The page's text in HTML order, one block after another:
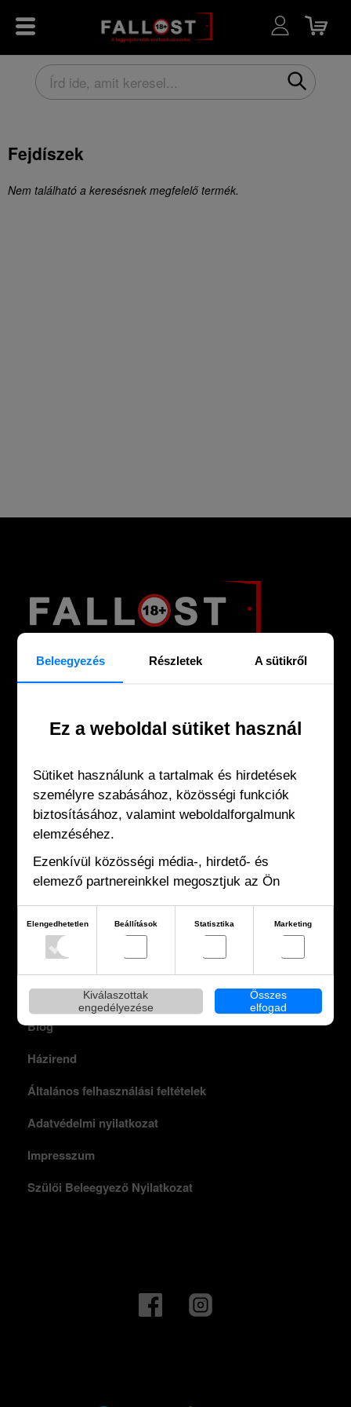
Beleegyezés Részletek A sütikről
Ez a weboldal sütiket használ
Sütiket használunk a tartalmak és hirdetések
személyre szabásához, közösségi funkciók
biztosításához, valamint weboldalforgalmunk
elemzéséhez.
Ezenkívül közösségi média-, hirdető- és
elemező partnereinkkel megosztjuk az Ön
kombinálhatják adatokat más olyan adatokkal,
amelyeket Ön adott meg számukra vagy az Ön
által használt más szolgáltatásokból gyűjtöttek.
Elengedhetetlen Beállítások Statisztika Marketing
Kiválaszottak
engedélyezése
Összes
elfogad
Fejdíszek
Nem található a keresésnek megfelelő termék.
KAPCSOLAT
1073 Budapest, Erzsébet körút 30.
hello@fallost.hu
+36 20 414 1244
Blog
Házirend
Általános felhasználási feltételek
Adatvédelmi nyilatkozat
Impresszum
Szülői Beleegyező Nyilatkozat